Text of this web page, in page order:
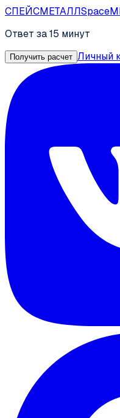
СПЕЙСМЕТАЛЛ
Ответ за 15 минут
Получить расчет Личный